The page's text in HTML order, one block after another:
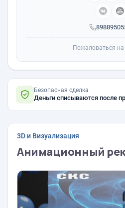
Пожаловаться
Безопасная сделка
Деньги списываются после
3D и Визуализация
Анимационный